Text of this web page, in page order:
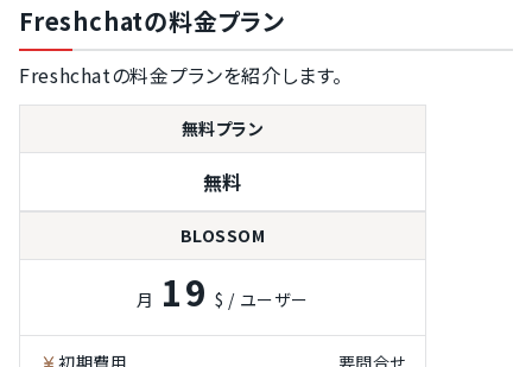
Freshchatの料金プラン
Freshchatの料金プランを紹介します。
無料プラン
無料
BLOSSOM
月 19 $ / ユーザー
初期費用 要問合せ